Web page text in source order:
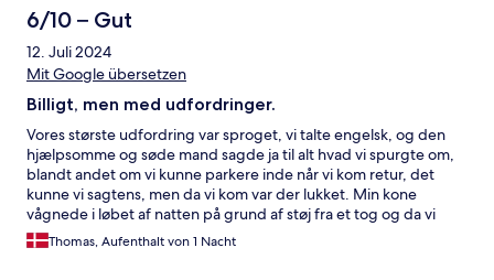
6/10 – Gut
12. Juli 2024
Mit Google übersetzen
Billigt, men med udfordringer.
Vores største udfordring var sproget, vi talte engelsk, og den
hjælpsomme og søde mand sagde ja til alt hvad vi spurgte om,
blandt andet om vi kunne parkere inde når vi kom retur, det
kunne vi sagtens, men da vi kom var der lukket. Min kone
vågnede i løbet af natten på grund af støj fra et tog og da vi
stod op, var der ikke nogen at få fat på. Værelset var fint og
rent.
Thomas, Aufenthalt von 1 Nacht